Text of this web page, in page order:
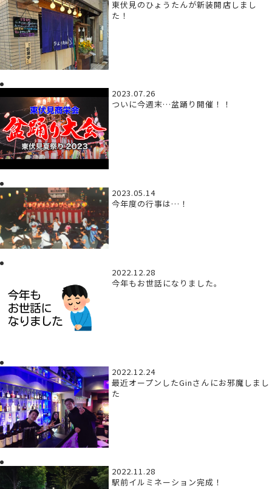
東伏見のひょうたんが新装開店しまし
た！
2023.07.26
ついに今週末…盆踊り開催！！
2023.05.14
今年度の行事は…！
2022.12.28
今年もお世話になりました。
2022.12.24
最近オープンしたGinさんにお邪魔しまし
た
2022.11.28
駅前イルミネーション完成！